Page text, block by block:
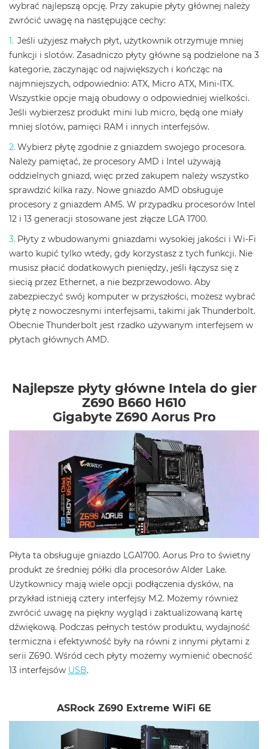
wybrać najlepszą opcję. Przy zakupie płyty głównej należy
zwrócić uwagę na następujące cechy:
Jeśli użyjesz małych płyt, użytkownik otrzymuje mniej
funkcji i slotów. Zasadniczo płyty główne są podzielone na 3
kategorie, zaczynając od największych i kończąc na
najmniejszych, odpowiednio: ATX, Micro ATX, Mini-ITX.
Wszystkie opcje mają obudowy o odpowiedniej wielkości.
Jeśli wybierzesz produkt mini lub micro, będą one miały
mniej slotów, pamięci RAM i innych interfejsów.
Wybierz płytę zgodnie z gniazdem swojego procesora.
Należy pamiętać, że procesory AMD i Intel używają
oddzielnych gniazd, więc przed zakupem należy wszystko
sprawdzić kilka razy. Nowe gniazdo AMD obsługuje
procesory z gniazdem AM5. W przypadku procesorów Intel
12 i 13 generacji stosowane jest złącze LGA 1700.
Płyty z wbudowanymi gniazdami wysokiej jakości i Wi-Fi
warto kupić tylko wtedy, gdy korzystasz z tych funkcji. Nie
musisz płacić dodatkowych pieniędzy, jeśli łączysz się z
siecią przez Ethernet, a nie bezprzewodowo. Aby
zabezpieczyć swój komputer w przyszłości, możesz wybrać
płytę z nowoczesnymi interfejsami, takimi jak Thunderbolt.
Obecnie Thunderbolt jest rzadko używanym interfejsem w
płytach głównych AMD.
Najlepsze płyty główne Intela do gier
Z690 B660 H610
Gigabyte Z690 Aorus Pro
Płyta ta obsługuje gniazdo LGA1700. Aorus Pro to świetny
produkt ze średniej półki dla procesorów Alder Lake.
Użytkownicy mają wiele opcji podłączenia dysków, na
przykład istnieją cztery interfejsy M.2. Możemy również
zwrócić uwagę na piękny wygląd i zaktualizowaną kartę
dźwiękową. Podczas pełnych testów produktu, wydajność
termiczna i efektywność były na równi z innymi płytami z
serii Z690. Wśród cech płyty możemy wymienić obecność
13 interfejsów USB.
ASRock Z690 Extreme WiFi 6E